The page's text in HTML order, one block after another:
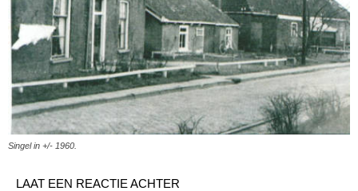
Singel in +/- 1960.
LAAT EEN REACTIE ACHTER